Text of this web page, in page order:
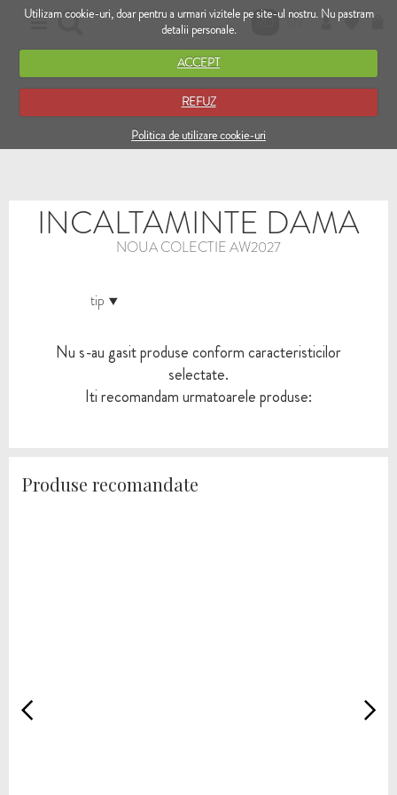
Utilizam cookie-uri, doar pentru a urmari vizitele pe site-ul nostru. Nu pastram
detalii personale.
ACCEPT
REFUZ
Politica de utilizare cookie-uri
RO EN
INCALTAMINTE DAMA
NOUA COLECTIE AW2027
tip
Nu s-au gasit produse conform caracteristicilor
selectate.
Iti recomandam urmatoarele produse:
Produse recomandate